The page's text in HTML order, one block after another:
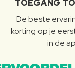
TOEGANG
De beste
korting op je
in de